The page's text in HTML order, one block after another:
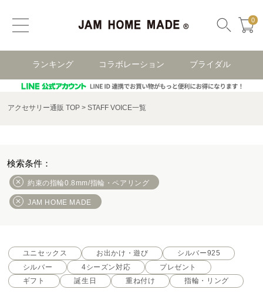
0
ランキング コラボレーション ブライダル
アクセサリー通販 TOP STAFF VOICE一覧
約束の指輪0.8mm/指輪・ペアリング
JAM HOME MADE
ユニセックス お出かけ・遊び
シルバー925
シルバー
4シーズン対応
プレゼント
ギフト
誕生日 重ね付け 指輪・リング